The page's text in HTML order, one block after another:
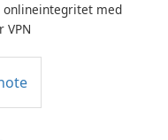
onlineintegritet med
VPN